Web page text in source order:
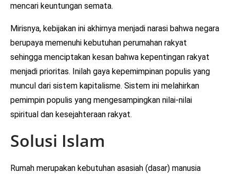
mencari keuntungan semata.
Mirisnya, kebijakan ini akhirnya menjadi narasi bahwa negara
berupaya memenuhi kebutuhan perumahan rakyat
sehingga menciptakan kesan bahwa kepentingan rakyat
menjadi prioritas. Inilah gaya kepemimpinan populis yang
muncul dari sistem kapitalisme. Sistem ini melahirkan
pemimpin populis yang mengesampingkan nilai-nilai
spiritual dan kesejahteraan rakyat.
Solusi Islam
Rumah merupakan kebutuhan asasiah (dasar) manusia